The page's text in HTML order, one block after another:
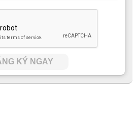
KÝ NGAY